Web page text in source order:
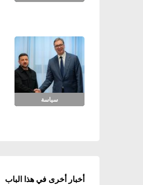
سياسة
أخبار أخرى في هذا الباب